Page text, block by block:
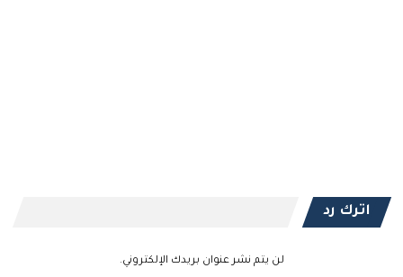
اترك رد
لن يتم نشر عنوان بريدك الإلكتروني.